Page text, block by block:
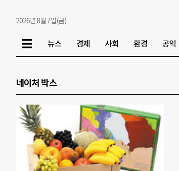
2026년 8월 7일(금)
뉴스 경제 사회 환경 공익
네이처 박스